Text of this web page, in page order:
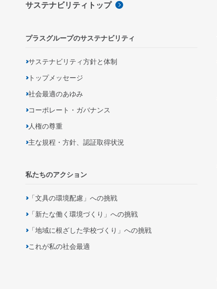
サステナビリティトップ
プラスグループのサステナビリティ
サステナビリティ方針と体制
トップメッセージ
社会最適のあゆみ
コーポレート・ガバナンス
人権の尊重
主な規程・方針、認証取得状況
私たちのアクション
「文具の環境配慮」への挑戦
「新たな働く環境づくり」への挑戦
「地域に根ざした学校づくり」への挑戦
これが私の社会最適